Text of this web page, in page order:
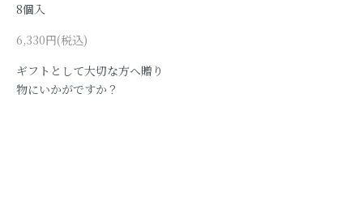
8個入
6,330円(税込)
ギフトとして大切な方へ贈り
物にいかがですか？